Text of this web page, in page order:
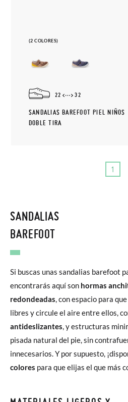
(2 COLORES)
22 32
SANDALIAS BAREFOOT PIEL NIÑOS
DOBLE TIRA
1
SANDALIAS
BAREFOOT
Si buscas unas sandalias barefoot
encontrarás aquí son hormas
redondeadas, con espacio para
libres y circule el aire entre ellos,
antideslizantes, y estructuras
pisada natural del pie, sin
innecesarios. Y por supuesto,
colores para que elijas el que más